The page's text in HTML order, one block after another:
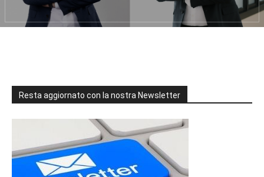
Resta aggiornato con la nostra Newsletter